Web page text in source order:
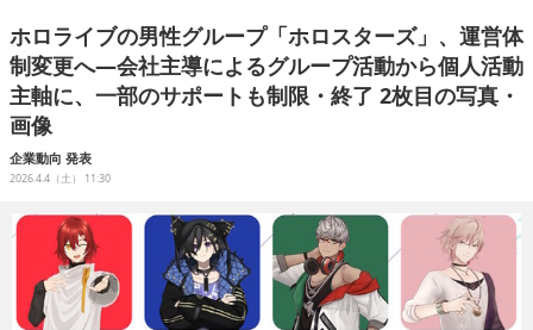
企業動向
人材育成
産業政策
イベント/セミナー
eスポーツ
ホロライブの男性グループ「ホロスターズ」、運営体
制変更へ―会社主導によるグループ活動から個人活動
主軸に、一部のサポートも制限・終了 2枚目の写真・
画像
企業動向 発表
2026.4.4（土） 11:30